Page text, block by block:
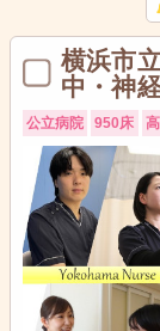
横浜市
中・神
公立病院 950床